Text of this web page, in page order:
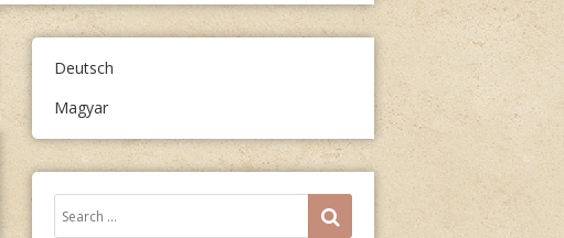
Deutsch
Magyar
Keresés: SEARCH